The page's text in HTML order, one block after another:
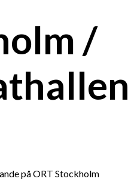
/
på ORT Stockholm